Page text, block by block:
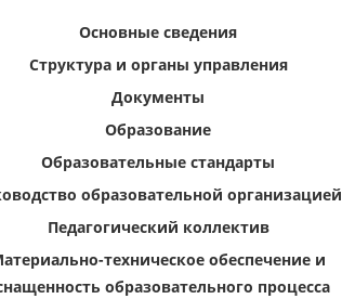
Основные сведения
Структура и органы управления
Документы
Образование
Образовательные стандарты
образовательной организацией
Педагогический коллектив
техническое обеспечение и
образовательного процесса